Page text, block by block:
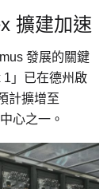
擴建加速
發展的關鍵
1」已在德州啟
計擴增至
心之一。